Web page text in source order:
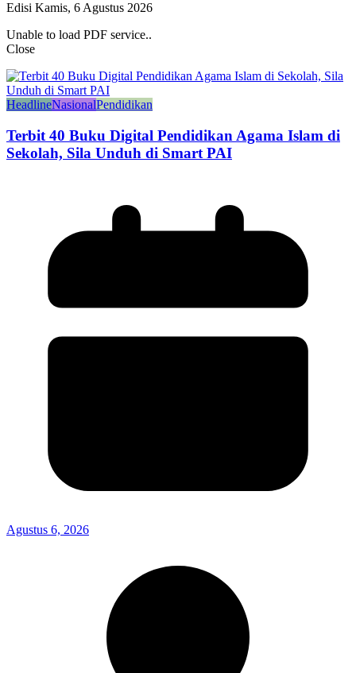
Edisi Kamis, 6 Agustus 2026
Unable to load PDF service..
Close
HeadlineNasionalPendidikan
Terbit 40 Buku Digital Pendidikan Agama Islam di
Sekolah, Sila Unduh di Smart PAI
Agustus 6, 2026